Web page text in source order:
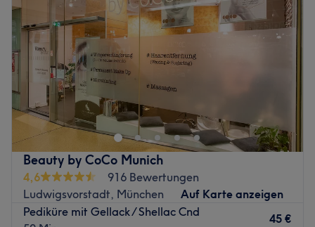
09:30– 20:00
Samstag
09:30–20:00
Sonntag
Hast du Lust auf bunte, ausgefallene Fingernägel oder
doch lieber einen klassischen, natürlichen Look? So oder
so, bei Beauty Box in München, Altstadt werden deine
Wünsche wahr. Egal ob eine entspannende Maniküre,
Nagelmodellage oder Shellac — lehne dich zurück und
genieße die Vielfalt an tollen Beauty-Services. Auch
einen umwerfenden Augenaufschlag kannst du dir hier
zaubern lassen. Schau vorbei und freu dich auf deinen
neuen Look.
Beauty by CoCo Munich
4,6
916 Bewertungen
Ludwigsvorstadt, München
Auf Karte anzeigen
Pediküre mit Gellack / Shellac Cnd
45 €